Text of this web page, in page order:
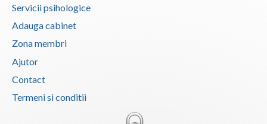
Interventie psihoterapeutica in tulburarea Rett (1)
Servicii psihologice
Adauga cabinet
Zona membri
Ajutor
Contact
Termeni si conditii